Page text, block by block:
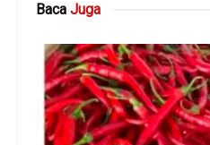
Baca Juga